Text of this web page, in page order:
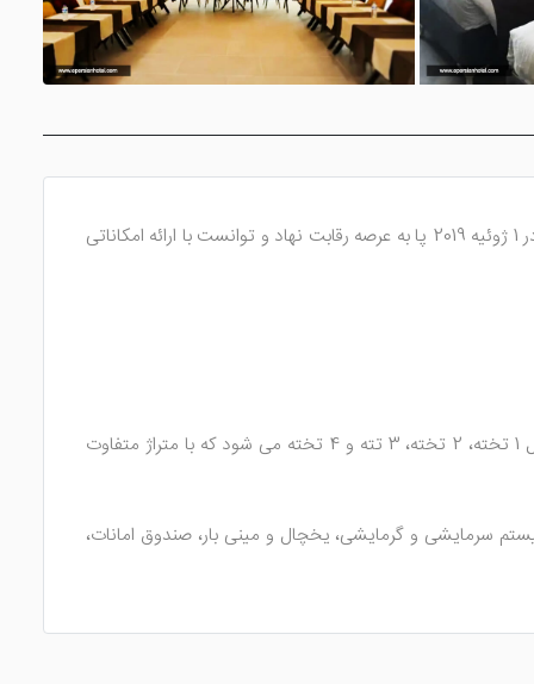
بسیار شناخته شده است. این هتل در 1 ژوئیه 2019 پا به عرصه رقابت نهاد و توانست با ارائه امکاناتی
76 اتاق زیبا و جذاب دارد که با بهترین امکانات رفاهی مهیای پذیرایی از میهمانان شده است. اتاق های هتل شامل 1 تخته، 2 تخته، 3 تته و 4 تخته می شود که با متراژ متفاوت
سرمایشی و گرمایشی، یخچال و مینی بار، صندوق امانات،
هستند.